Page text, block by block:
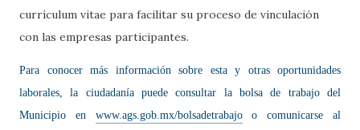
currículum vitae para facilitar su proceso de vinculación
con las empresas participantes.
Para conocer más información sobre esta y otras oportunidades
laborales, la ciudadanía puede consultar la bolsa de trabajo del
Municipio en www.ags.gob.mx/bolsadetrabajoo comunicarse al